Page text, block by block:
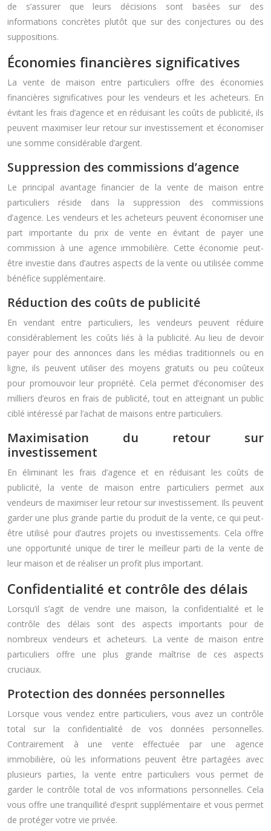
de s’assurer que leurs décisions sont basées sur des
informations concrètes plutôt que sur des conjectures ou des
suppositions.
Économies financières significatives
La vente de maison entre particuliers offre des économies
financières significatives pour les vendeurs et les acheteurs. En
évitant les frais d’agence et en réduisant les coûts de publicité, ils
peuvent maximiser leur retour sur investissement et économiser
une somme considérable d’argent.
Suppression des commissions d’agence
Le principal avantage financier de la vente de maison entre
particuliers réside dans la suppression des commissions
d’agence. Les vendeurs et les acheteurs peuvent économiser une
part importante du prix de vente en évitant de payer une
commission à une agence immobilière. Cette économie peut-
être investie dans d’autres aspects de la vente ou utilisée comme
bénéfice supplémentaire.
Réduction des coûts de publicité
En vendant entre particuliers, les vendeurs peuvent réduire
considérablement les coûts liés à la publicité. Au lieu de devoir
payer pour des annonces dans les médias traditionnels ou en
ligne, ils peuvent utiliser des moyens gratuits ou peu coûteux
pour promouvoir leur propriété. Cela permet d’économiser des
milliers d’euros en frais de publicité, tout en atteignant un public
ciblé intéressé par l’achat de maisons entre particuliers.
Maximisation du retour sur
investissement
En éliminant les frais d’agence et en réduisant les coûts de
publicité, la vente de maison entre particuliers permet aux
vendeurs de maximiser leur retour sur investissement. Ils peuvent
garder une plus grande partie du produit de la vente, ce qui peut-
être utilisé pour d’autres projets ou investissements. Cela offre
une opportunité unique de tirer le meilleur parti de la vente de
leur maison et de réaliser un profit plus important.
Confidentialité et contrôle des délais
Lorsqu’il s’agit de vendre une maison, la confidentialité et le
contrôle des délais sont des aspects importants pour de
nombreux vendeurs et acheteurs. La vente de maison entre
particuliers offre une plus grande maîtrise de ces aspects
cruciaux.
Protection des données personnelles
Lorsque vous vendez entre particuliers, vous avez un contrôle
total sur la confidentialité de vos données personnelles.
Contrairement à une vente effectuée par une agence
immobilière, où les informations peuvent être partagées avec
plusieurs parties, la vente entre particuliers vous permet de
garder le contrôle total de vos informations personnelles. Cela
vous offre une tranquillité d’esprit supplémentaire et vous permet
de protéger votre vie privée.